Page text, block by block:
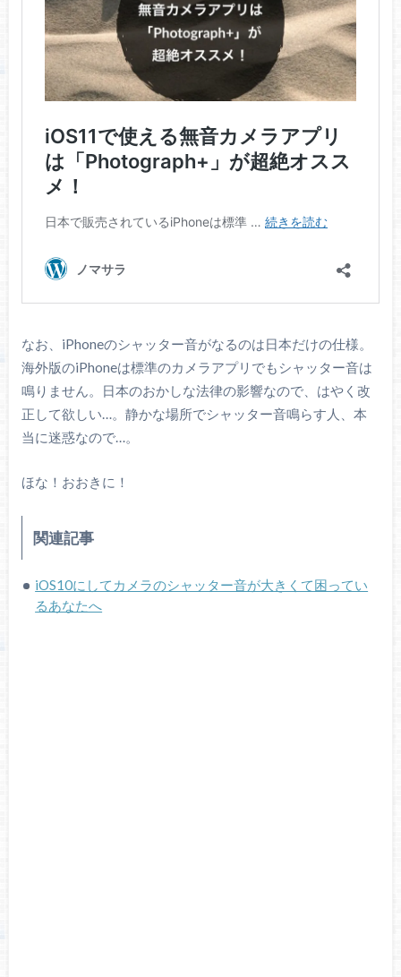
なお、iPhoneのシャッター音がなるのは日本だけの仕様。
海外版のiPhoneは標準のカメラアプリでもシャッター音は
鳴りません。日本のおかしな法律の影響なので、はやく改
正して欲しい…。静かな場所でシャッター音鳴らす人、本
当に迷惑なので…。
ほな！おおきに！
関連記事
iOS10にしてカメラのシャッター音が大きくて困ってい
るあなたへ